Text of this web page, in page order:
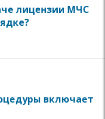
лицензии МЧС
включает